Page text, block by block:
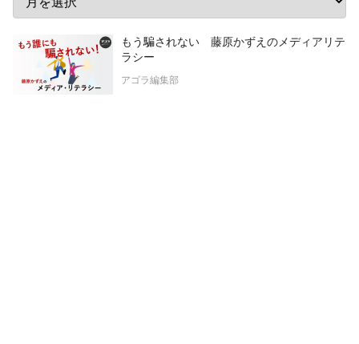
もう騙されない 藤原かずえのメディアリテ
ラシー
アゴラ編集部